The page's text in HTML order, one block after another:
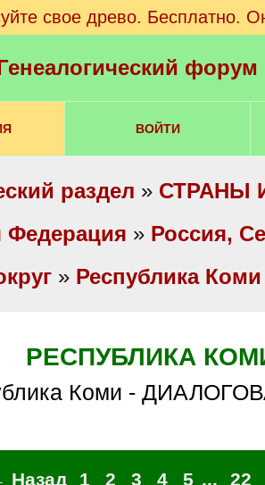
свое древо. Бесплатно.
ВОЙТИ
раздел » СТРАНЫ
Федерация » Россия,
» Республика Коми
РЕСПУБЛИКА
Коми -
Назад 1 2 3 4 5 ...
22